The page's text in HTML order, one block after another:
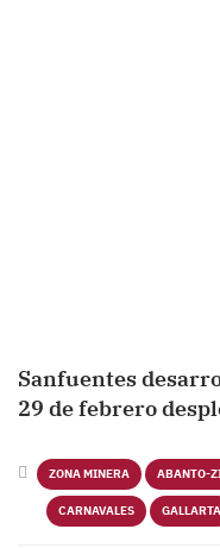
Sanfuentes
29 de febrero
ZONA MINERA ABANTO-
CARNAVALES GALLARTA